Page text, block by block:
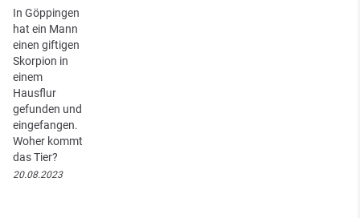
In Göppingen
hat ein Mann
einen giftigen
Skorpion in
einem
Hausflur
gefunden und
eingefangen.
Woher kommt
das Tier?
20.08.2023